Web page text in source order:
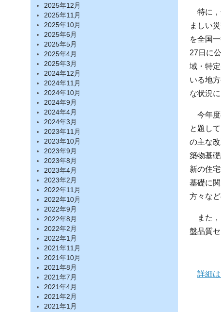
2025年12月
2025年11月
2025年10月
2025年6月
2025年5月
2025年4月
2025年3月
2024年12月
2024年11月
2024年10月
2024年9月
2024年4月
2024年3月
2023年11月
2023年10月
2023年9月
2023年8月
2023年4月
2023年2月
2022年11月
2022年10月
2022年9月
2022年8月
2022年2月
2022年1月
2021年11月
2021年10月
2021年8月
2021年7月
2021年4月
2021年2月
2021年1月
特に
ましい
を全国
27日に
域・特
いる地
な状況
今年
と題し
の主な
築物基
新の住
基礎に
方々な
また
盤品質
詳細